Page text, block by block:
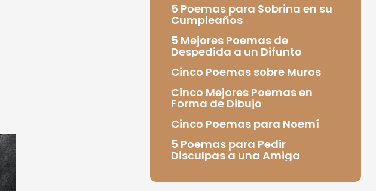
5 Poemas para Sobrina en su
Cumpleaños
5 Mejores Poemas de
Despedida a un Difunto
Cinco Poemas sobre Muros
Cinco Mejores Poemas en
Forma de Dibujo
Cinco Poemas para Noemí
5 Poemas para Pedir
Disculpas a una Amiga